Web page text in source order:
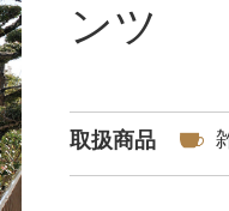
ンツ
取扱商品